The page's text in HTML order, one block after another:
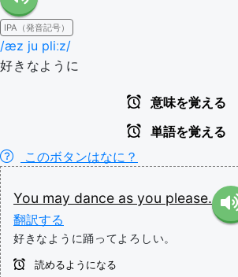
IPA（発音記号）
/æz ju pliːz/
好きなように
意味を覚える
単語を覚える
このボタンはなに？
You may dance as you please.
翻訳する
好きなように踊ってよろしい。
読めるようになる